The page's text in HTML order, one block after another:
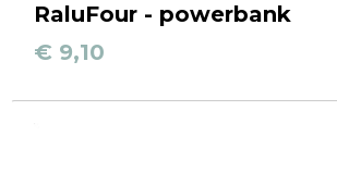
RaluFour - powerbank
€ 9,10